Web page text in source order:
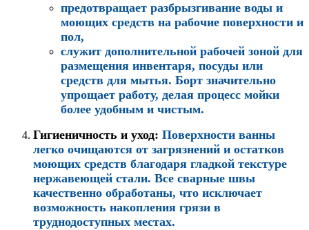
предотвращает разбрызгивание воды и
моющих средств на рабочие поверхности и
пол,
служит дополнительной рабочей зоной для
размещения инвентаря, посуды или
средств для мытья. Борт значительно
упрощает работу, делая процесс мойки
более удобным и чистым.
Гигиеничность и уход: Поверхности ванны
легко очищаются от загрязнений и остатков
моющих средств благодаря гладкой текстуре
нержавеющей стали. Все сварные швы
качественно обработаны, что исключает
возможность накопления грязи в
труднодоступных местах.